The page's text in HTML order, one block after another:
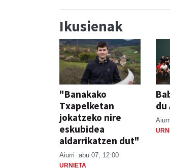
Ikusienak
"Banakako
Txapelketan
jokatzeko nire
eskubidea
aldarrikatzen dut"
Aiurri abu 07, 12:00
URNIETA
du
Aiurri